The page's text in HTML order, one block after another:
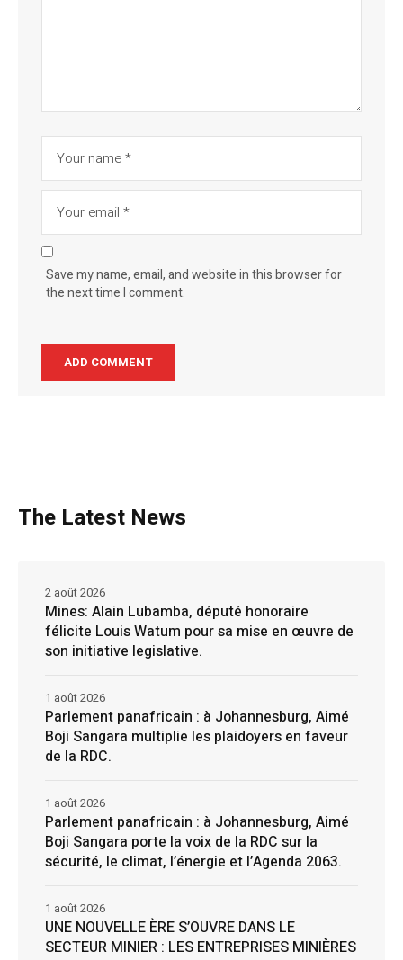
Save my name, email, and website in this browser for
the next time I comment.
The Latest News
Mines: Alain Lubamba, député honoraire
félicite Louis Watum pour sa mise en œuvre de
son initiative legislative.
2 août 2026
Parlement panafricain : à Johannesburg, Aimé
Boji Sangara multiplie les plaidoyers en faveur
de la RDC.
1 août 2026
Parlement panafricain : à Johannesburg, Aimé
Boji Sangara porte la voix de la RDC sur la
sécurité, le climat, l’énergie et l’Agenda 2063.
1 août 2026
UNE NOUVELLE ÈRE S’OUVRE DANS LE
SECTEUR MINIER : LES ENTREPRISES MINIÈRES
1 août 2026